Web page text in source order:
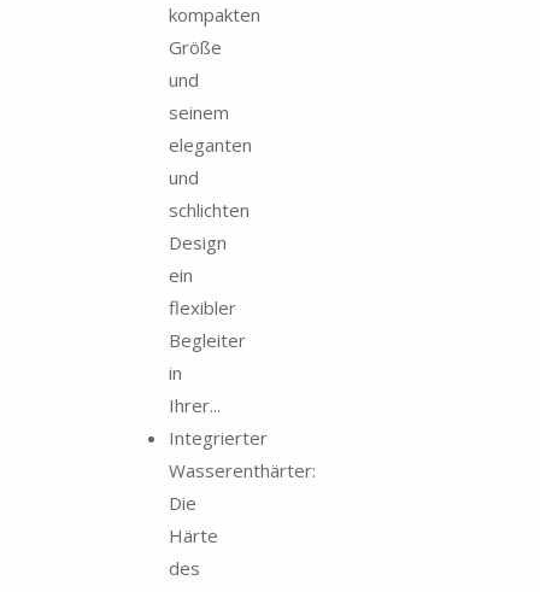
kompakten
Größe
und
seinem
eleganten
und
schlichten
Design
ein
flexibler
Begleiter
in
Ihrer...
Integrierter
Wasserenthärter:
Die
Härte
des